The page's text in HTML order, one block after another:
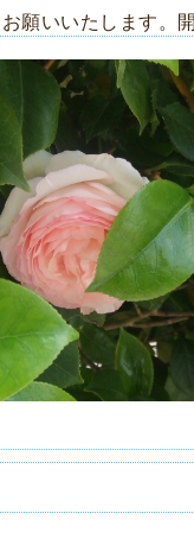
願いいたします。開